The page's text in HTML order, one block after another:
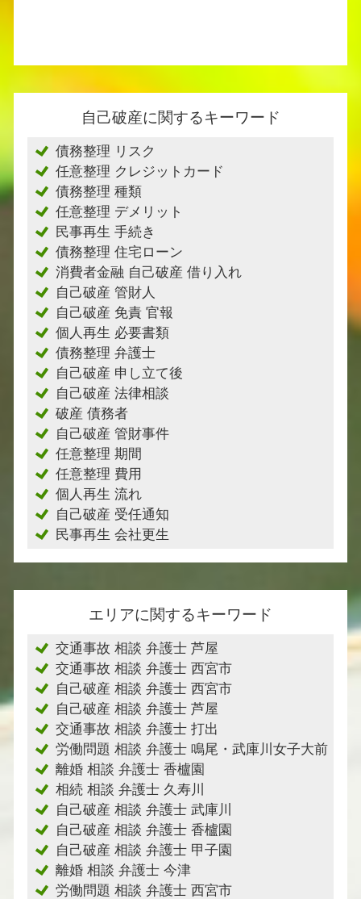
自己破産に関するキーワード
債務整理 リスク
任意整理 クレジットカード
債務整理 種類
任意整理 デメリット
民事再生 手続き
債務整理 住宅ローン
消費者金融 自己破産 借り入れ
自己破産 管財人
自己破産 免責 官報
個人再生 必要書類
債務整理 弁護士
自己破産 申し立て後
自己破産 法律相談
破産 債務者
自己破産 管財事件
任意整理 期間
任意整理 費用
個人再生 流れ
自己破産 受任通知
民事再生 会社更生
エリアに関するキーワード
交通事故 相談 弁護士 芦屋
交通事故 相談 弁護士 西宮市
自己破産 相談 弁護士 西宮市
自己破産 相談 弁護士 芦屋
交通事故 相談 弁護士 打出
労働問題 相談 弁護士 鳴尾・武庫川女子大前
離婚 相談 弁護士 香櫨園
相続 相談 弁護士 久寿川
自己破産 相談 弁護士 武庫川
自己破産 相談 弁護士 香櫨園
自己破産 相談 弁護士 甲子園
離婚 相談 弁護士 今津
労働問題 相談 弁護士 西宮市